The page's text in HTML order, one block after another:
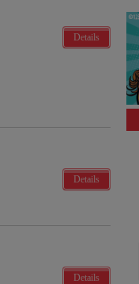
Details
Details
Details